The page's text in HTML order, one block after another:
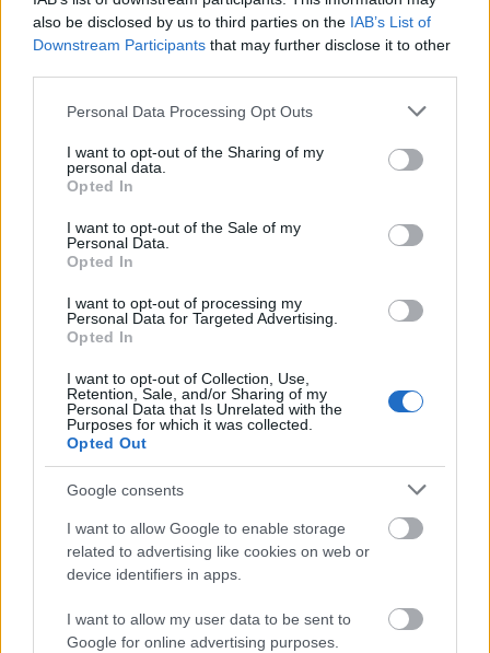
also be disclosed by us to third parties on the IAB’s List of
Downstream Participants that may further disclose it to other
Please note that this website/app uses one or more Google
not limited to your visit or usage behaviour. You may click to
grant or deny consent to Google and its third-party tags to
use your data for below specified purposes in below Google
consent section.
Personal Data Processing Opt Outs
I want to opt-out of the Sharing of my
personal data.
Opted In
I want to opt-out of the Sale of my
Personal Data.
Opted In
I want to opt-out of processing my
Personal Data for Targeted Advertising.
Opted In
I want to opt-out of Collection, Use,
Retention, Sale, and/or Sharing of my
Personal Data that Is Unrelated with the
Purposes for which it was collected.
Opted Out
Google consents
I want to allow Google to enable storage
related to advertising like cookies on web or
device identifiers in apps.
I want to allow my user data to be sent to
Google for online advertising purposes.
Bologna
(@VirtusSegafredo)
June 16, 2025
Εργκίν Αταμάν: Μια αγωνιστική και πρόστιμο
στον κόουτς του Παναθηναϊκού για τις
δηλώσεις του μετά το Game 4
Λεβαδειακό
Ολυμπιακός, Καραγιαννίδης: Ο δανεισμός το
«αγκάθι» πριν την οριστική συμφωνία με
Προμηθέα
Διάβασε όλα τατελευταία νέα
επικαιρότητας. Μάθε για όλους τουςlive αγώνες σήμερα
και δες τιςαθλητικές μεταδόσειςτης ημέρας και της